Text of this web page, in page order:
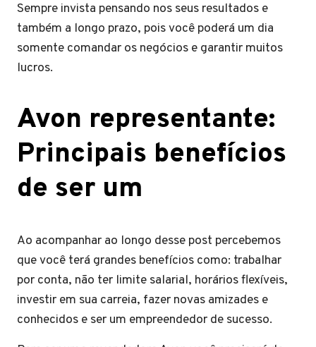
Sempre invista pensando nos seus resultados e
também a longo prazo, pois você poderá um dia
somente comandar os negócios e garantir muitos
lucros.
Avon representante:
Principais benefícios
de ser um
Ao acompanhar ao longo desse post percebemos
que você terá grandes benefícios como: trabalhar
por conta, não ter limite salarial, horários flexíveis,
investir em sua carreia, fazer novas amizades e
conhecidos e ser um empreendedor de sucesso.